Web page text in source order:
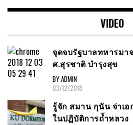
VIDEO
จุดจบรัฐบาลทหารมา
ศ.สุรชาติ บำรุงสุข
BY ADMIN
03/12/2018
รู้จัก สมาน กุนัน จ่าเ
ในปฏิบัติการถ้ำหลวง